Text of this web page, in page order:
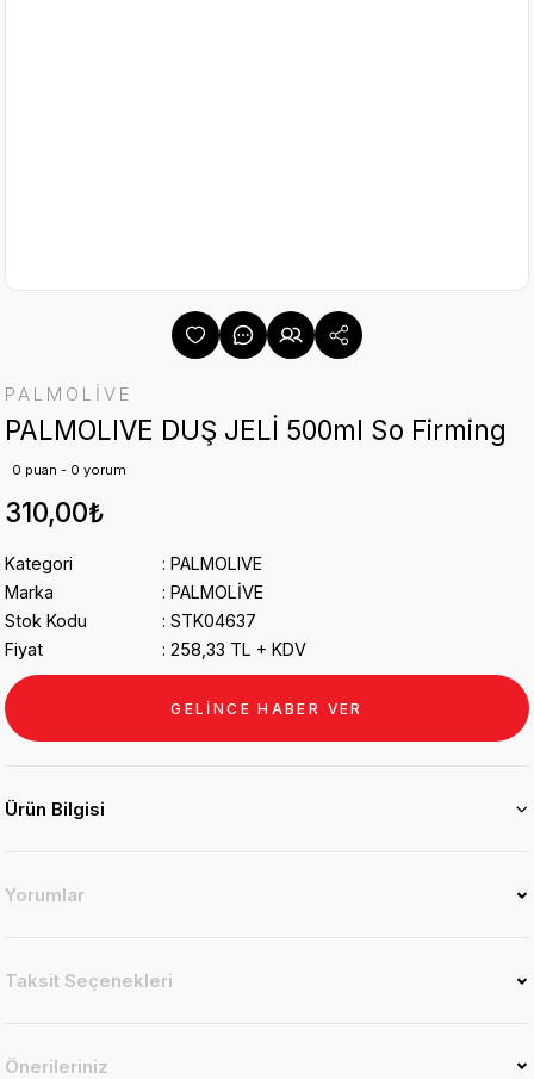
PALMOLİVE
PALMOLIVE DUŞ JELİ 500ml So Firming
0 puan - 0 yorum
310,00₺
Kategori
PALMOLIVE
Marka
PALMOLİVE
Stok Kodu
STK04637
Fiyat
258,33 TL + KDV
GELİNCE HABER VER
Ürün Bilgisi
Yorumlar
Taksit Seçenekleri
Önerileriniz